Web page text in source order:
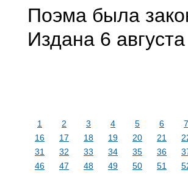
Поэма была
Издана 6 августа
1 2 3 4 5 6 7
16
17 18 19 20 21
31
32 33 34 35 36
46
47 48 49 50 51